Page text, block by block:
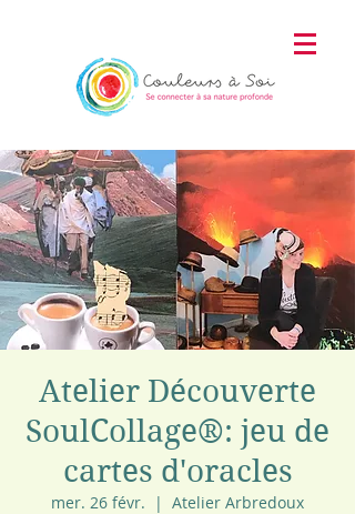
Atelier Découverte
SoulCollage®: jeu de
cartes d'oracles
mer. 26 févr.
  |
Atelier Arbredoux